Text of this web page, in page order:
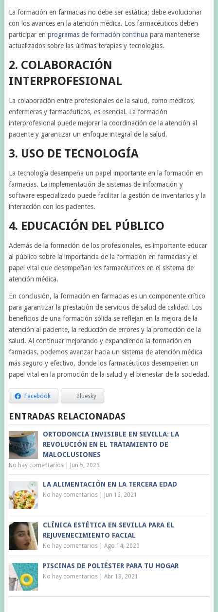
La formación en farmacias no debe ser estática; debe evolucionar
con los avances en la atención médica. Los farmacéuticos deben
participar en programas de formación continua para mantenerse
actualizados sobre las últimas terapias y tecnologías.
2. COLABORACIÓN
INTERPROFESIONAL
La colaboración entre profesionales de la salud, como médicos,
enfermeras y farmacéuticos, es esencial. La formación
interprofesional puede mejorar la coordinación de la atención al
paciente y garantizar un enfoque integral de la salud.
3. USO DE TECNOLOGÍA
La tecnología desempeña un papel importante en la formación en
farmacias. La implementación de sistemas de información y
software especializado puede facilitar la gestión de inventarios y la
interacción con los pacientes.
4. EDUCACIÓN DEL PÚBLICO
Además de la formación de los profesionales, es importante educar
al público sobre la importancia de la formación en farmacias y el
papel vital que desempeñan los farmacéuticos en el sistema de
atención médica.
En conclusión, la formación en farmacias es un componente crítico
para garantizar la prestación de servicios de salud de calidad. Los
beneficios de una formación sólida se reflejan en la mejora de la
atención al paciente, la reducción de errores y la promoción de la
salud. Al continuar mejorando y expandiendo la formación en
farmacias, podemos avanzar hacia un sistema de atención médica
más seguro y efectivo, donde los farmacéuticos desempeñen un
papel vital en la promoción de la salud y el bienestar de la sociedad.
Facebook Bluesky
ENTRADAS RELACIONADAS
ORTODONCIA INVISIBLE EN SEVILLA: LA
REVOLUCIÓN EN EL TRATAMIENTO DE
MALOCLUSIONES
No hay comentarios| Jun 5, 2023
LA ALIMENTACIÓN EN LA TERCERA EDAD
No hay comentarios| Jun 16, 2021
CLÍNICA ESTÉTICA EN SEVILLA PARA EL
REJUVENECIMIENTO FACIAL
No hay comentarios| Ago 14, 2020
PISCINAS DE POLIÉSTER PARA TU HOGAR
No hay comentarios| Abr 19, 2021